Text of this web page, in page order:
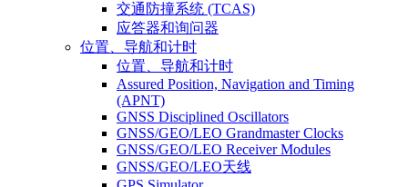
交通防撞系统 (TCAS)
应答器和询问器
位置、导航和计时
位置、导航和计时
Assured Position, Navigation and Timing
(APNT)
GNSS Disciplined Oscillators
GNSS/GEO/LEO Grandmaster Clocks
GNSS/GEO/LEO Receiver Modules
GNSS/GEO/LEO天线